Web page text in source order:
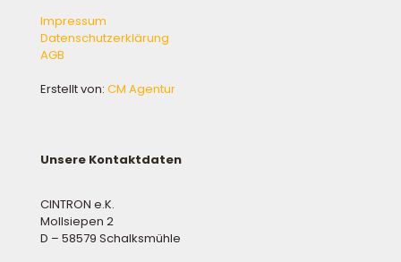
Impressum
Datenschutzerklärung
AGB
Erstellt von: CM Agentur
Unsere Kontaktdaten
CINTRON e.K.
Mollsiepen 2
D – 58579 Schalksmühle